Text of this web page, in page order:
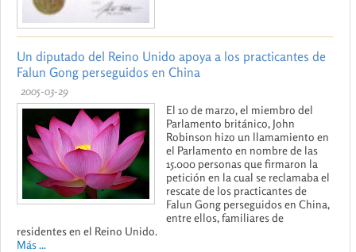
Un diputado del Reino Unido apoya a los practicantes de
Falun Gong perseguidos en China
2005-03-29
El 10 de marzo, el miembro del
Parlamento británico, John
Robinson hizo un llamamiento en
el Parlamento en nombre de las
15.000 personas que firmaron la
petición en la cual se reclamaba el
rescate de los practicantes de
Falun Gong perseguidos en China,
entre ellos, familiares de
residentes en el Reino Unido.
Más ...